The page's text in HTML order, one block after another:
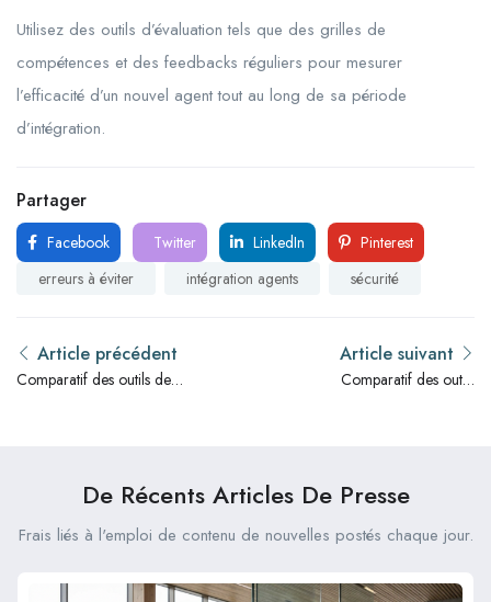
Utilisez des outils d’évaluation tels que des grilles de
compétences et des feedbacks réguliers pour mesurer
l’efficacité d’un nouvel agent tout au long de sa période
d’intégration.
Partager
Facebook Twitter LinkedIn
Pinterest
erreurs à éviter
intégration agents sécurité
Article précédent
Comparatif des outils de
Article suivant
Comparatif des outils
De Récents Articles De Presse
Frais liés à l'emploi de contenu de nouvelles postés chaque jour.